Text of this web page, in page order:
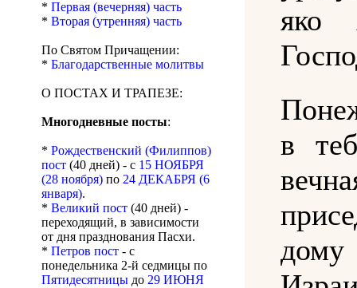
* Первая (вечерняя) часть
* Вторая (утренняя) часть
По Святом Причащении:
* Благодарственные молитвы
О ПОСТАХ И ТРАПЕЗЕ:
Многодневные посты:
* Рождественский (Филиппов)
пост (40 дней) - с 15 НОЯБРЯ
(28 ноября) по 24 ДЕКАБРЯ (6
января).
* Великий пост (40 дней) -
переходящий, в зависимости
от дня празднования Пасхи.
* Петров пост - с
понедельника 2-й седмицы по
Пятидесятницы до 29 ИЮНЯ
яко
в
дому